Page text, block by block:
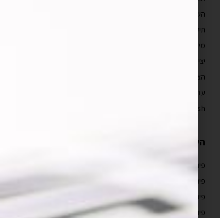
השירותים שלנו
תיק עבודות
מידע מקצועי
יצירת קשר
הצהרת נגישות
עברית
English
השירותים שלנו
פיתוח אפליקציות לאייפון
פיתוח אפליקציות לאנדרואיד
פיתוח אפליקציות מובייל
פיתוח אפליקציות ווב